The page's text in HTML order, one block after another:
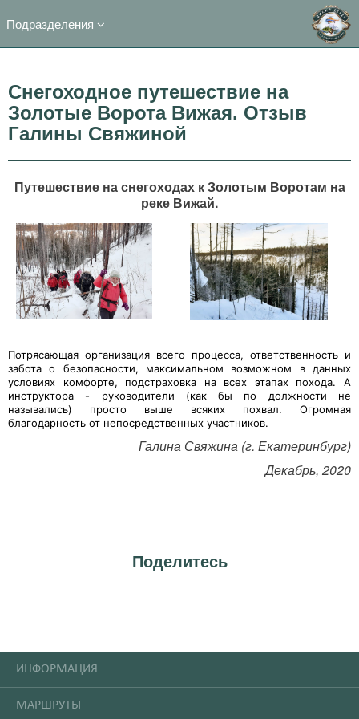
Подразделения
Снегоходное путешествие на
Золотые Ворота Вижая. Отзыв
Галины Свяжиной
Путешествие на снегоходах к Золотым Воротам на
реке Вижай.
Потрясающая организация всего процесса, ответственность и
забота о безопасности, максимальном возможном в данных
условиях комфорте, подстраховка на всех этапах похода. А
инструктора - руководители (как бы по должности не
назывались) просто выше всяких похвал. Огромная
благодарность от непосредственных участников.
Галина Свяжина (г. Екатеринбург)
Декабрь, 2020
Поделитесь
ИНФОРМАЦИЯ
МАРШРУТЫ